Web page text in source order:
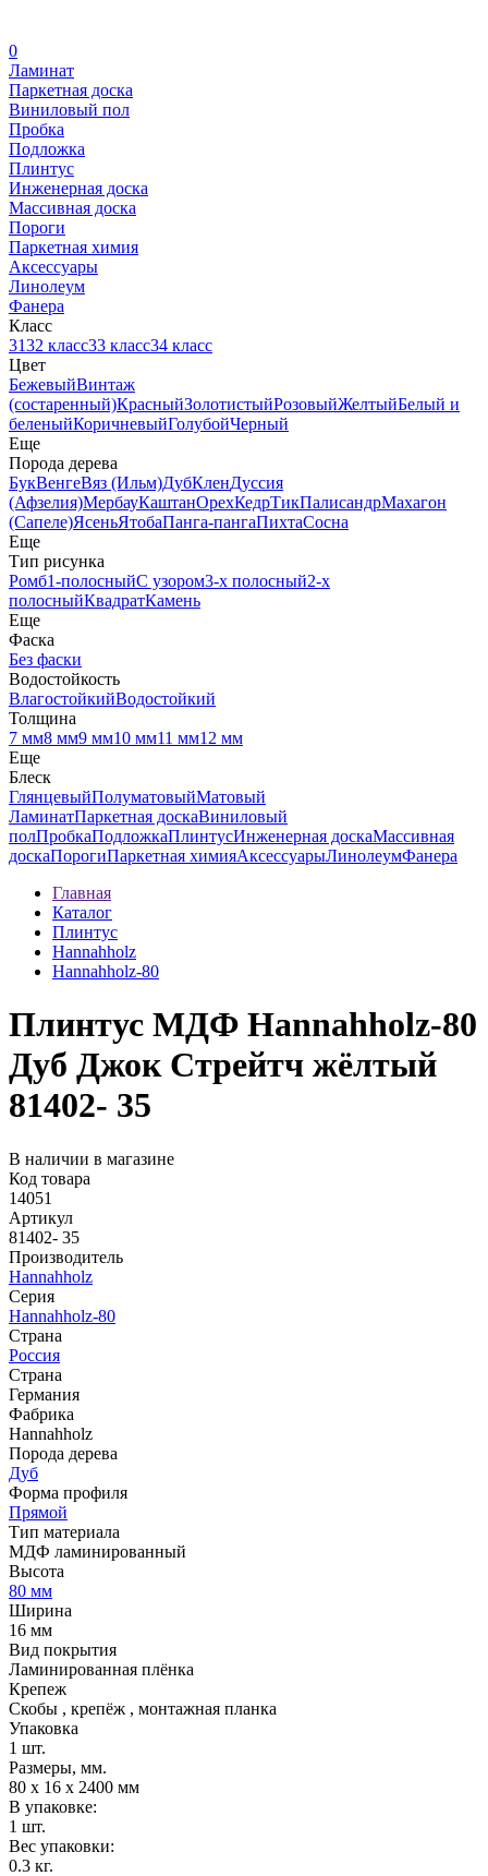
0
Ламинат
Паркетная доска
Виниловый пол
Пробка
Подложка
Плинтус
Инженерная доска
Массивная доска
Пороги
Паркетная химия
Аксессуары
Линолеум
Фанера
Класс
3132 класс33 класс34 класс
Цвет
БежевыйВинтаж
(состаренный)КрасныйЗолотистыйРозовыйЖелтыйБелый и
беленыйКоричневыйГолубойЧерный
Еще
Порода дерева
БукВенгеВяз (Ильм)ДубКленДуссия
(Афзелия)МербауКаштанОрехКедрТикПалисандрМахагон
(Сапеле)ЯсеньЯтобаПанга-пангаПихтаСосна
Еще
Тип рисунка
Ромб1-полосныйС узором3-х полосный2-х
полосныйКвадратКамень
Еще
Фаска
Без фаски
Водостойкость
ВлагостойкийВодостойкий
Толщина
7 мм8 мм9 мм10 мм11 мм12 мм
Еще
Блеск
ГлянцевыйПолуматовыйМатовый
ЛаминатПаркетная доскаВиниловый
полПробкаПодложкаПлинтусИнженерная доскаМассивная
доскаПорогиПаркетная химияАксессуарыЛинолеумФанера
Главная
Каталог
Плинтус
Hannahholz
Hannahholz-80
Плинтус МДФ Hannahholz-80
Дуб Джок Стрейтч жёлтый
81402- 35
В наличии в магазине
Код товара
14051
Артикул
81402- 35
Производитель
Hannahholz
Серия
Hannahholz-80
Страна
Россия
Страна
Германия
Фабрика
Hannahholz
Порода дерева
Дуб
Форма профиля
Прямой
Тип материала
МДФ ламинированный
Высота
80 мм
Ширина
16 мм
Вид покрытия
Ламинированная плёнка
Крепеж
Скобы , крепёж , монтажная планка
Упаковка
1 шт.
Размеры, мм.
80 х 16 х 2400 мм
В упаковке:
1 шт.
Вес упаковки:
0.3 кг.